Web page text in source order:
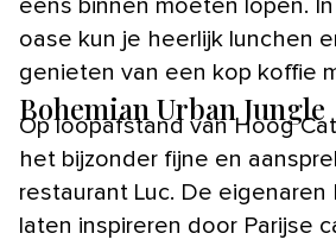
eens binnen moeten lopen.
oase kun je heerlijk lunchen
genieten van een kop koffie
Bohemian Urban Jungle
Op loopafstand van Hoog
het bijzonder fijne en
restaurant Luc. De eigenaren
laten inspireren door Parijse